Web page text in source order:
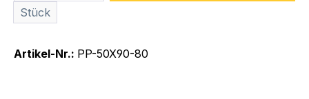
Stück
Artikel-Nr.: PP-50X90-80